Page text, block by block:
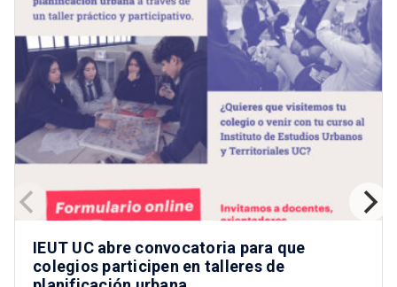
IEUT UC abre convocatoria para que
colegios participen en talleres de